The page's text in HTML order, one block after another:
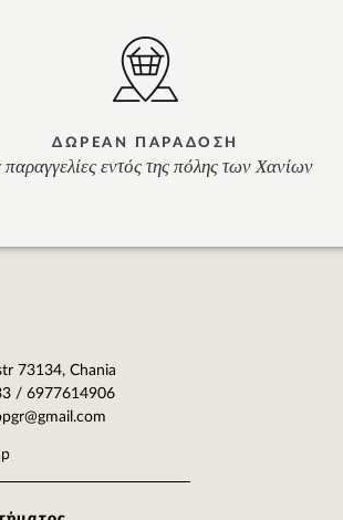
ΔΩΡΕΑΝ ΠΑΡΑΔΟΣΗ
παραγγελίες εντός της πόλης των Χανίων
73134, Chania
/ 6977614906